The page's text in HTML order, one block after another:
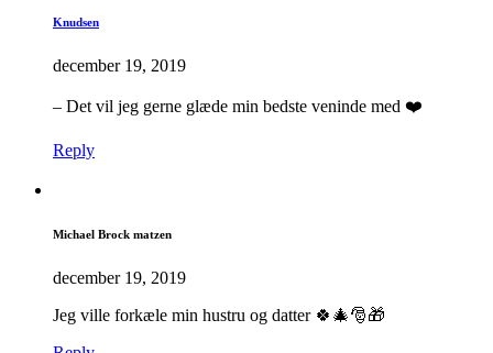
Knudsen
december 19, 2019
– Det vil jeg gerne glæde min bedste veninde med ❤️
Reply
Michael Brock matzen
december 19, 2019
Jeg ville forkæle min hustru og datter 🍀🎄🎅🎁